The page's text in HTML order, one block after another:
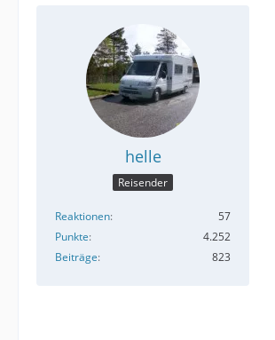
helle
Reisender
Reaktionen
57
Punkte
4.252
Beiträge
823